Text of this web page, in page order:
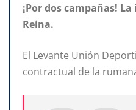
¡Por dos campañas!
Reina.
El Levante Unión
contractual de la